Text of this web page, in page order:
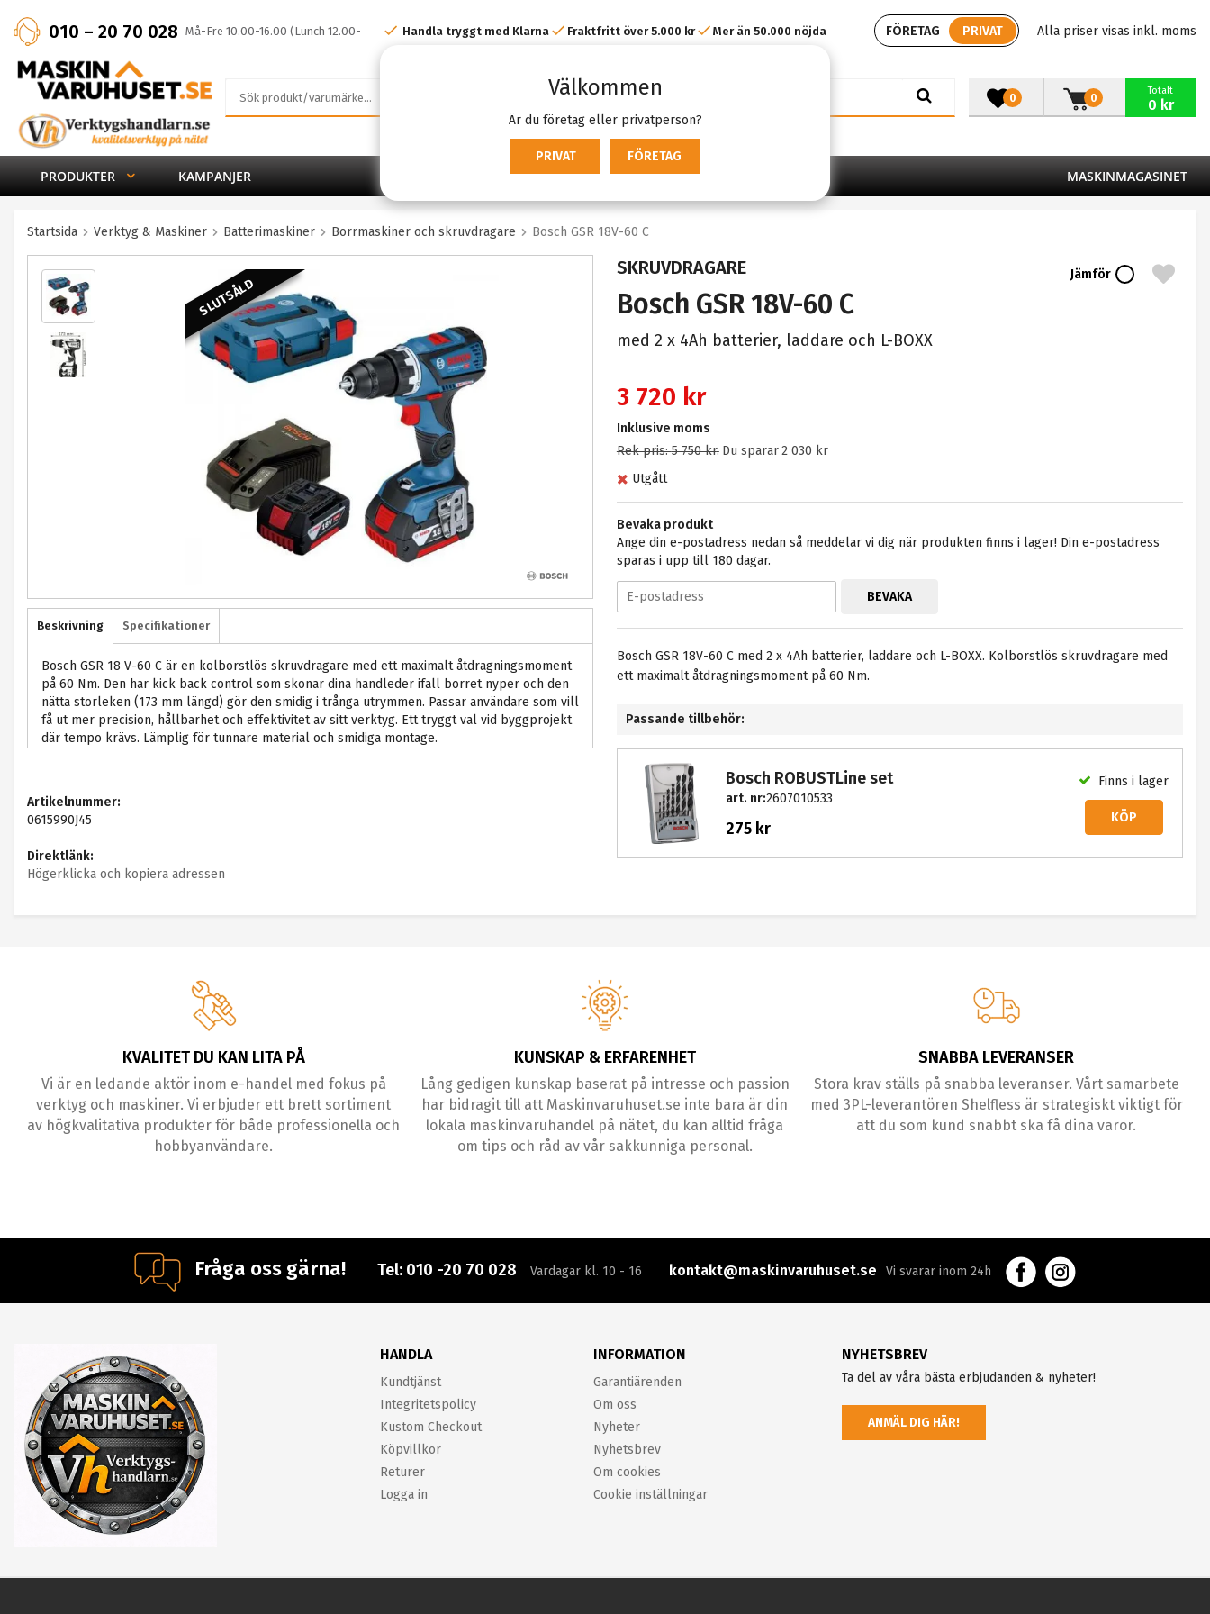
Välkommen
Är du företag eller privatperson?
PRIVAT FÖRETAG
010 – 20 70 028 Må-Fre 10.00-16.00 (Lunch 12.00-
13.00)
FÖRETAG PRIVAT Alla priser visas inkl. moms
Handla tryggt med Klarna Fraktfritt över 5.000 kr Mer än 50.000 nöjda
0
Totalt
0 kr
0
PRODUKTER KAMPANJER MASKINMAGASINET
Startsida Verktyg & Maskiner Batterimaskiner Borrmaskiner och skruvdragare Bosch GSR 18V-60 C
SLUTSÅLD
SKRUVDRAGARE
Bosch GSR 18V-60 C
med 2 x 4Ah batterier, laddare och L-BOXX
Jämför
3 720 kr
Inklusive moms
Rek pris:5 750 kr. Du sparar2 030 kr
Utgått
Bevaka produkt
Ange din e-postadress nedan så meddelar vi dig när produkten finns i lager! Din e-postadress
sparas i upp till 180 dagar.
BEVAKA
Bosch GSR 18V-60 C med 2 x 4Ah batterier, laddare och L-BOXX. Kolborstlös skruvdragare med
ett maximalt åtdragningsmoment på 60 Nm.
Passande tillbehör:
Bosch ROBUSTLine set
art. nr:2607010533
275 kr
Finns i lager
KÖP
Beskrivning Specifikationer
Bosch GSR 18 V-60 C är en kolborstlös skruvdragare med ett maximalt åtdragningsmoment
på 60 Nm. Den har kick back control som skonar dina handleder ifall borret nyper och den
nätta storleken (173 mm längd) gör den smidig i trånga utrymmen. Passar användare som vill
få ut mer precision, hållbarhet och effektivitet av sitt verktyg. Ett tryggt val vid byggprojekt
där tempo krävs. Lämplig för tunnare material och smidiga montage.
Artikelnummer:
0615990J45
Direktlänk:
Högerklicka och kopiera adressen
KVALITET DU KAN LITA PÅ
Vi är en ledande aktör inom e-handel med fokus på
verktyg och maskiner. Vi erbjuder ett brett sortiment
av högkvalitativa produkter för både professionella och
hobbyanvändare.
KUNSKAP & ERFARENHET
Lång gedigen kunskap baserat på intresse och passion
har bidragit till att Maskinvaruhuset.se inte bara är din
lokala maskinvaruhandel på nätet, du kan alltid fråga
om tips och råd av vår sakkunniga personal.
SNABBA LEVERANSER
Stora krav ställs på snabba leveranser. Vårt samarbete
med 3PL-leverantören Shelfless är strategiskt viktigt för
att du som kund snabbt ska få dina varor.
Fråga oss gärna! Tel: 010 -20 70 028 Vardagar kl. 10 - 16 kontakt@maskinvaruhuset.se Vi svarar inom 24h
HANDLA
Kundtjänst
Integritetspolicy
Kustom Checkout
Köpvillkor
Returer
Logga in
INFORMATION
Garantiärenden
Om oss
Nyheter
Nyhetsbrev
Om cookies
Cookie inställningar
NYHETSBREV
Ta del av våra bästa erbjudanden & nyheter!
ANMÄL DIG HÄR!